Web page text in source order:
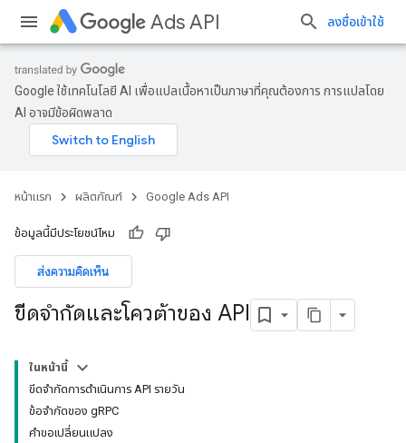
Ads API ลงชื่อเข้าใช้
Google ใช้เทคโนโลยี AI เพื่อแปลเนื้อหาเป็นภาษาที่คุณต้องการ การแปลโดย
AI อาจมีข้อผิดพลาด
หน้าแรก ผลิตภัณฑ์ Google Ads API
ข้อมูลนี้มีประโยชน์ไหม
ส่งความคิดเห็น
ขีดจํากัดและโควต้าของ API
ในหน้านี้
ขีดจำกัดการดำเนินการ API รายวัน
ข้อจำกัดของ gRPC
คำขอเปลี่ยนแปลง